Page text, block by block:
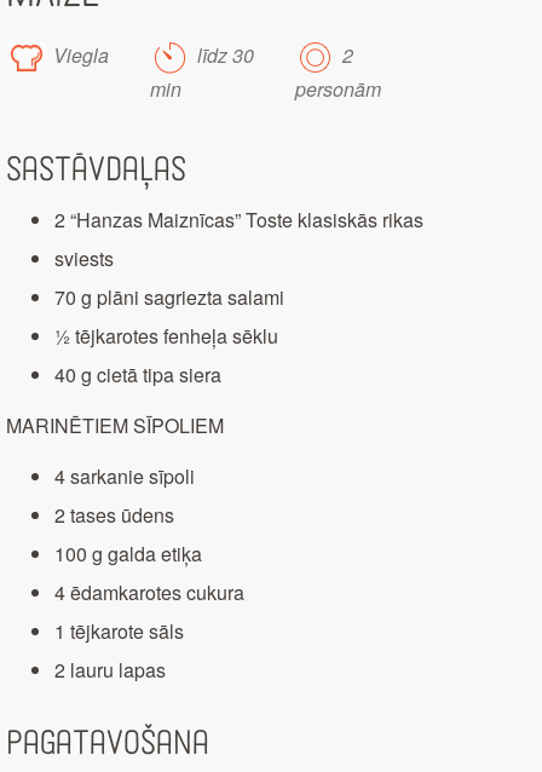
Viegla
līdz 30
min
2
personām
Sastāvdaļas
2 “Hanzas Maiznīcas” Toste klasiskās rikas
sviests
70 g plāni sagriezta salami
½ tējkarotes fenheļa sēklu
40 g cietā tipa siera
MARINĒTIEM SĪPOLIEM
4 sarkanie sīpoli
2 tases ūdens
100 g galda etiķa
4 ēdamkarotes cukura
1 tējkarote sāls
2 lauru lapas
Pagatavošana